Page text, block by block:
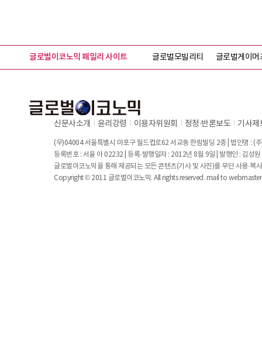
글로벌이코노믹 패밀리 사이트 글로벌모빌리티 글로벌게이머
신문사소개 윤리강령 이용자위원회 정정∙반론보도 기사제
(우)04004 서울특별시 마포구 월드컵로62 서교동 한림빌딩 2층 | 법인명 : (
등록번호 : 서울 아 02232 | 등록·발행일자 : 2012년 8월 9일 | 발행인 : 김성
글로벌이코노믹을 통해 제공되는 모든 콘텐츠(기사 및 사진)를 무단 사용·복
Copyright © 2011 글로벌이코노믹. All rights reserved. mail to